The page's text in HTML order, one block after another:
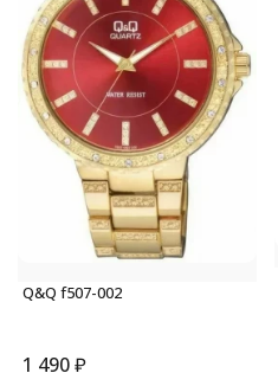
Q&Q f507-002
1 490₽